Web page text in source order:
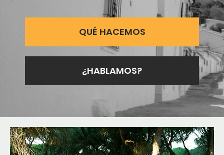
QUÉ HACEMOS
¿HABLAMOS?